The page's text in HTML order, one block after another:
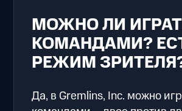
МОЖНО ЛИ
КОМАНДАМИ?
РЕЖИМ
Да, в Gremlins, Inc. можно